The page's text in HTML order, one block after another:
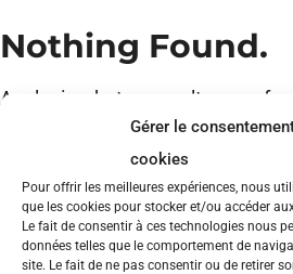
Gérer le
cookies
Pour offrir les meilleures expériences, nous
que les cookies pour stocker et/ou accéder
Le fait de consentir à ces technologies nous
données telles que le comportement de
site. Le fait de ne pas consentir ou de retirer
Nothing Found.
Apologies, but no results were